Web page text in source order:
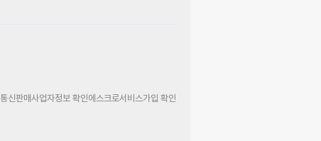
통신판매사업자정보 확인에스크로서비스가입 확인